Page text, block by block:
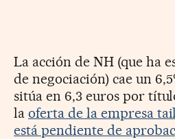
La acción de NH (que ha
de negociación) cae un
sitúa en 6,3 euros por
la oferta de la empresa
está pendiente de